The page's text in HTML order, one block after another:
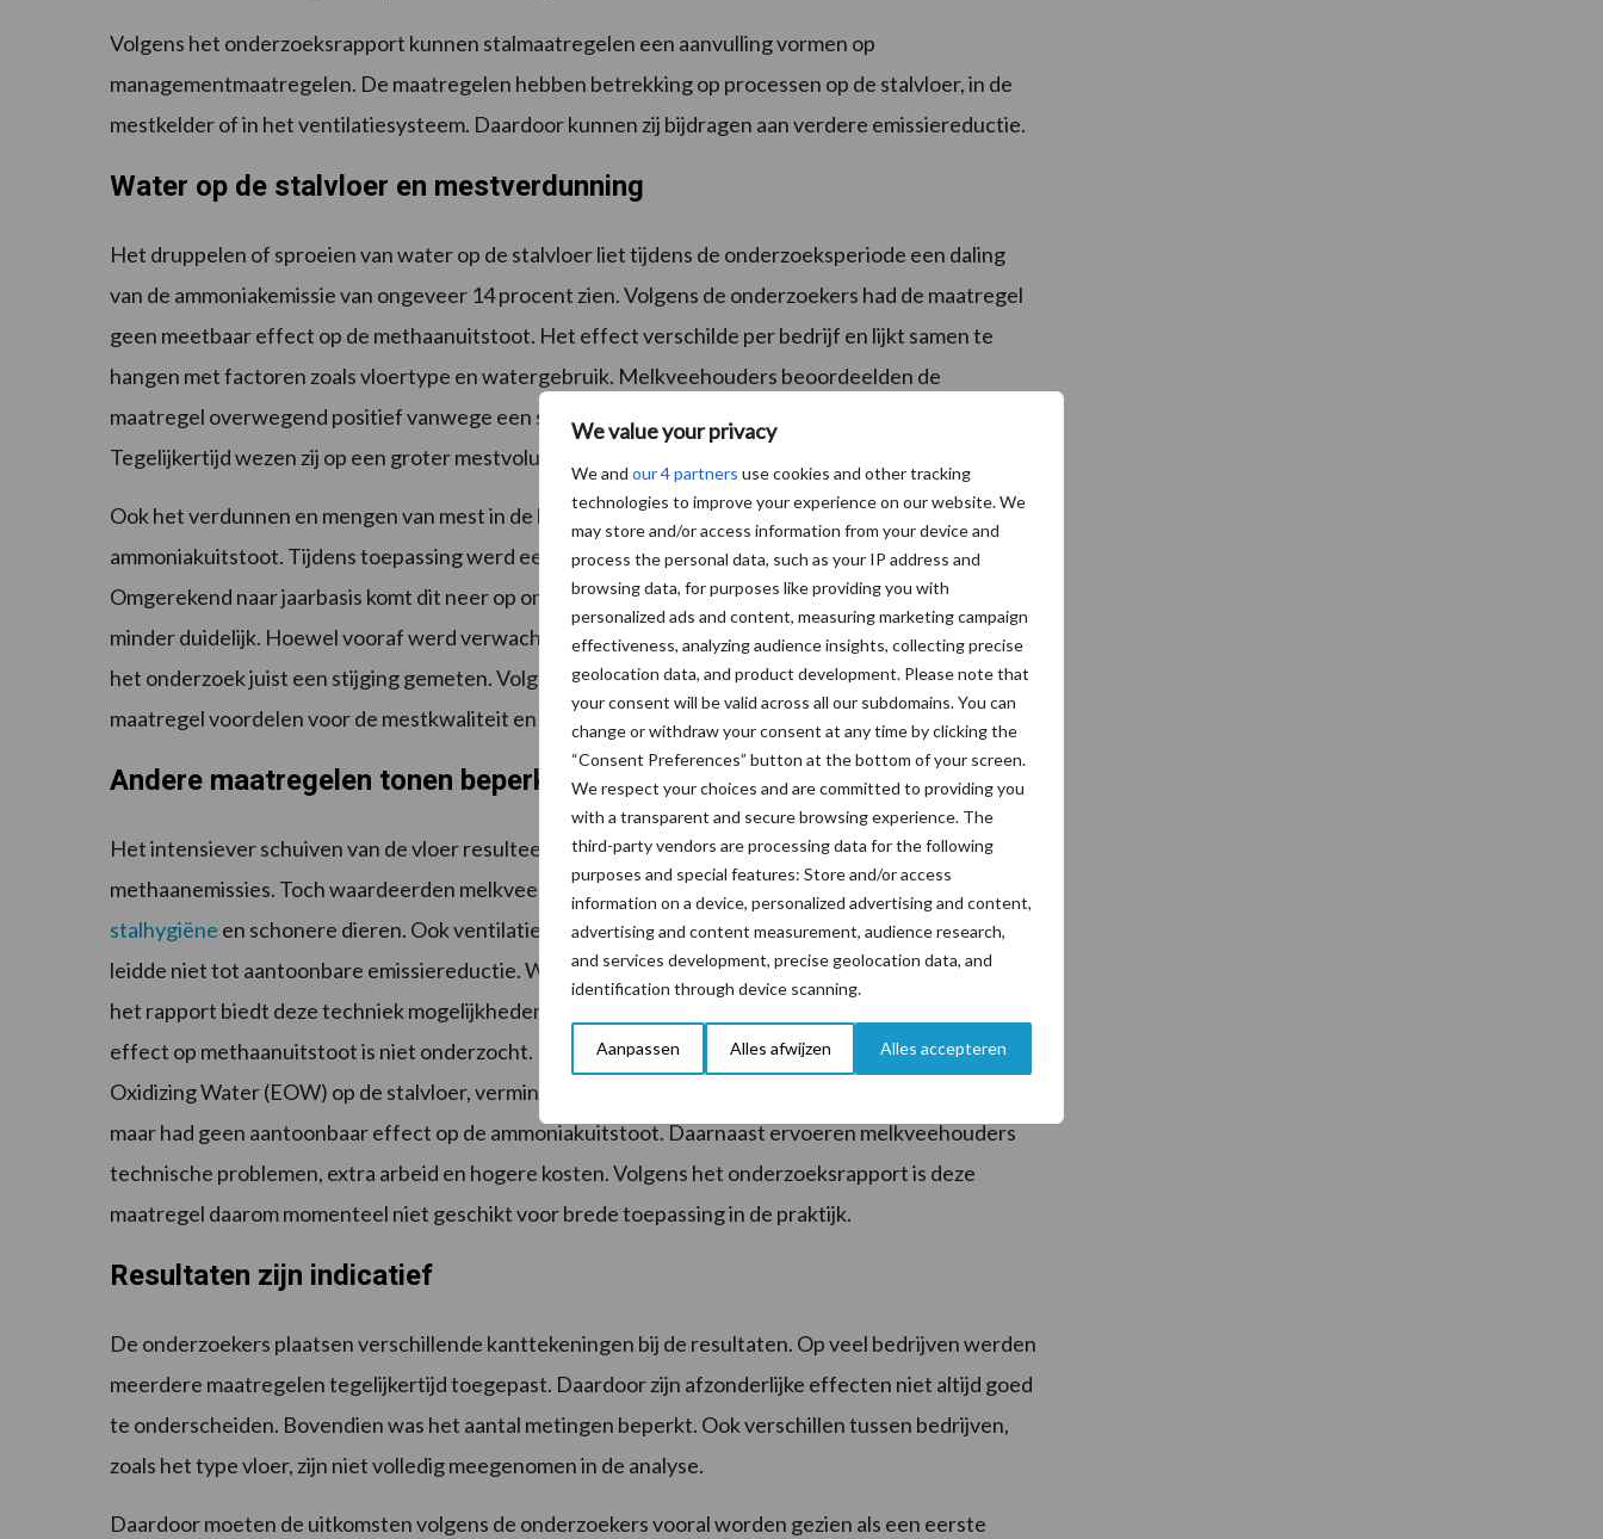
We value your privacy
We and our 4 partners use cookies and other tracking
technologies to improve your experience on our website. We
may store and/or access information from your device and
process the personal data, such as your IP address and
browsing data, for purposes like providing you with
personalized ads and content, measuring marketing campaign
effectiveness, analyzing audience insights, collecting precise
geolocation data, and product development. Please note that
your consent will be valid across all our subdomains. You can
change or withdraw your consent at any time by clicking the
“Consent Preferences” button at the bottom of your screen.
We respect your choices and are committed to providing you
with a transparent and secure browsing experience. The
third-party vendors are processing data for the following
purposes and special features: Store and/or access
information on a device, personalized advertising and content,
advertising and content measurement, audience research,
and services development, precise geolocation data, and
identification through device scanning.
Aanpassen Alles afwijzen Alles accepteren
Volgens het onderzoeksrapport kunnen stalmaatregelen een aanvulling vormen op
managementmaatregelen. De maatregelen hebben betrekking op processen op de stalvloer, in de
mestkelder of in het ventilatiesysteem. Daardoor kunnen zij bijdragen aan verdere emissiereductie.
Water op de stalvloer en mestverdunning
Het druppelen of sproeien van water op de stalvloer liet tijdens de onderzoeksperiode een daling
van de ammoniakemissie van ongeveer 14 procent zien. Volgens de onderzoekers had de maatregel
geen meetbaar effect op de methaanuitstoot. Het effect verschilde per bedrijf en lijkt samen te
hangen met factoren zoals vloertype en watergebruik. Melkveehouders beoordeelden de
maatregel overwegend positief vanwege een schonere stal en eenvoudige toepassing.
Tegelijkertijd wezen zij op een groter mestvolume en mogelijk hogere kosten voor mestafzet.
Ook het verdunnen en mengen van mest in de kelder leverde aanwijzingen op voor een lagere
ammoniakuitstoot. Tijdens toepassing werd een reductie van circa 23 procent gemeten.
Omgerekend naar jaarbasis komt dit neer op ongeveer 2 procent. Het effect op methaan bleek
minder duidelijk. Hoewel vooraf werd verwacht dat de methaanuitstoot zou afnemen, werd tijdens
het onderzoek juist een stijging gemeten. Volgens de deelnemende melkveehouders heeft de
maatregel voordelen voor de mestkwaliteit en de praktische toepasbaarheid.
Andere maatregelen tonen beperkt effect
Het intensiever schuiven van de vloer resulteerde niet in een meetbare afname van ammoniak- of
methaanemissies. Toch waardeerden melkveehouders deze maatregel vanwege een betere
stalhygiëne en schonere dieren. Ook ventilatiesturing op basis van de CO₂-concentratie in de stal
leidde niet tot aantoonbare emissiereductie. Wel kon het ventilatieniveau worden verlaagd. Volgens
het rapport biedt deze techniek mogelijkheden, maar is verdere technische ontwikkeling nodig. Het
effect op methaanuitstoot is niet onderzocht. De vijfde maatregel, het gebruiken van Electrolyzed
Oxidizing Water (EOW) op de stalvloer, verminderde weliswaar de urease-activiteit op de stalvloer,
maar had geen aantoonbaar effect op de ammoniakuitstoot. Daarnaast ervoeren melkveehouders
technische problemen, extra arbeid en hogere kosten. Volgens het onderzoeksrapport is deze
maatregel daarom momenteel niet geschikt voor brede toepassing in de praktijk.
Resultaten zijn indicatief
De onderzoekers plaatsen verschillende kanttekeningen bij de resultaten. Op veel bedrijven werden
meerdere maatregelen tegelijkertijd toegepast. Daardoor zijn afzonderlijke effecten niet altijd goed
te onderscheiden. Bovendien was het aantal metingen beperkt. Ook verschillen tussen bedrijven,
zoals het type vloer, zijn niet volledig meegenomen in de analyse.
Daardoor moeten de uitkomsten volgens de onderzoekers vooral worden gezien als een eerste